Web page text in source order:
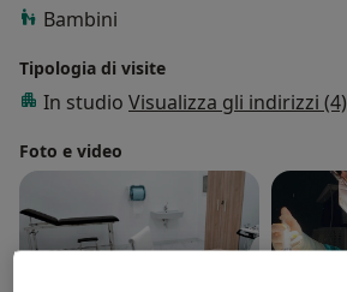
Bambini
Tipologia di visite
In studio Visualizza gli indirizzi (4)
Foto e video